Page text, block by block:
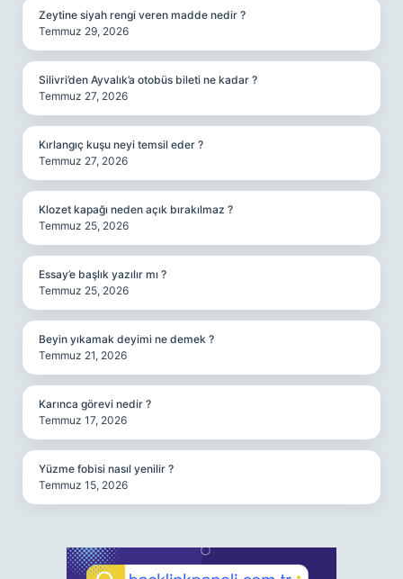
Zeytine siyah rengi veren madde nedir ?
Temmuz 29, 2026
Silivri’den Ayvalık’a otobüs bileti ne kadar ?
Temmuz 27, 2026
Kırlangıç kuşu neyi temsil eder ?
Temmuz 27, 2026
Klozet kapağı neden açık bırakılmaz ?
Temmuz 25, 2026
Essay’e başlık yazılır mı ?
Temmuz 25, 2026
Beyin yıkamak deyimi ne demek ?
Temmuz 21, 2026
Karınca görevi nedir ?
Temmuz 17, 2026
Yüzme fobisi nasıl yenilir ?
Temmuz 15, 2026